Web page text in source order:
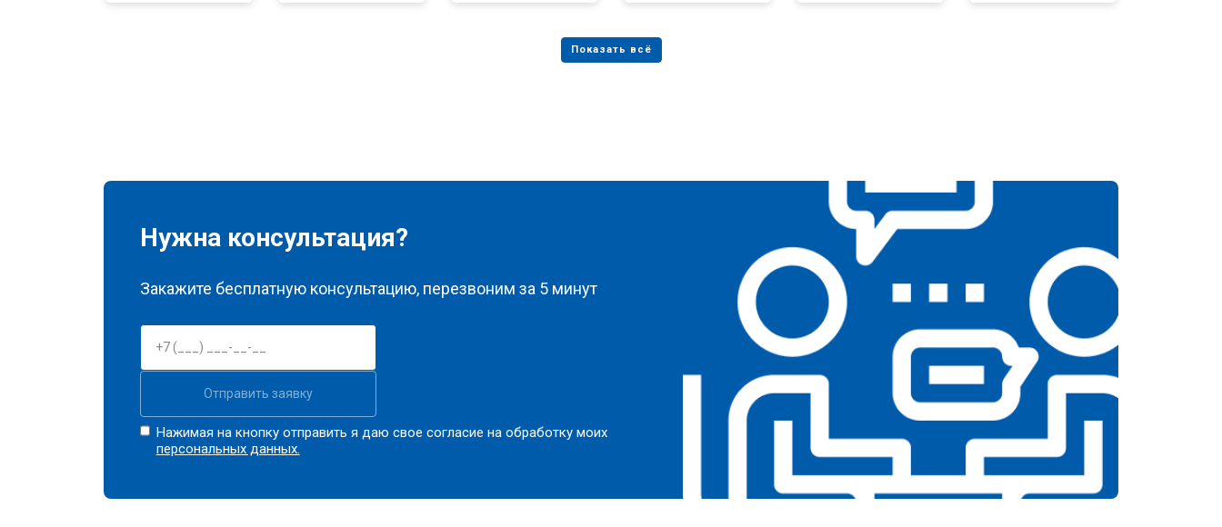
от 50 мин
Нужна консультация?
Закажите бесплатную консультацию, перезвоним за 5 минут
Отправить заявку
Нажимая на кнопку отправить я даю свое согласие на обработку моих
персональных данных.